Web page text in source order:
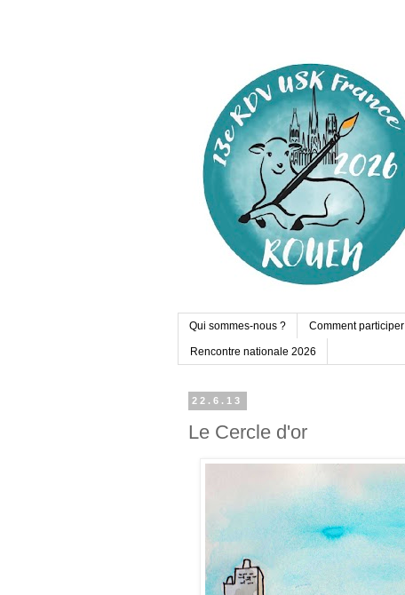
Qui sommes-nous ? Comment participer
Rencontre nationale 2026
22.6.13
Le Cercle d'or